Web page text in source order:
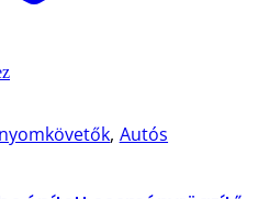
, Autós